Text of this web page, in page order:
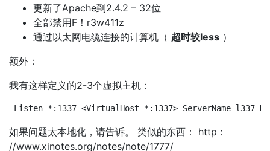
更新了Apache到2.4.2 – 32位
全部禁用F！r3w411z
通过以太网电缆连接的计算机（ 超时较less ）
额外：
我有这样定义的2-3个虚拟主机：
Listen *:1337 <VirtualHost *:1337> ServerName l337
如果问题太本地化，请告诉。 类似的东西： http :
//www.xinotes.org/notes/note/1777/